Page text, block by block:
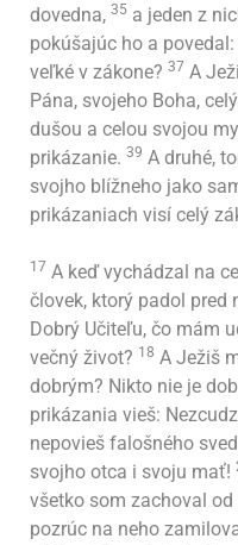
dovedna, 35 a jeden z
pokúšajúc ho a povedal:
veľké v zákone? 37 A
Pána, svojeho Boha,
dušou a celou svojou
prikázanie. 39 A druhé,
svojho blížneho jako
prikázaniach visí celý
17 A keď vychádzal na
človek, ktorý padol pred
Dobrý Učiteľu, čo mám
večný život? 18 A Ježiš
dobrým? Nikto nie je
prikázania vieš:
nepovieš falošného
svojho otca i svoju mať!
všetko som zachoval
pozrúc na neho